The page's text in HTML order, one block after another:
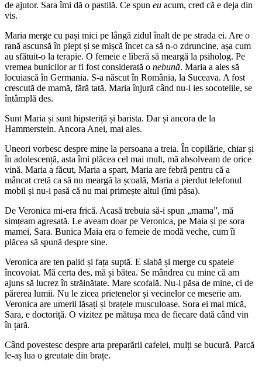
de ajutor. Sara îmi dă o pastilă. Ce spun eu acum, cred că e deja din
vis.
Maria merge cu pași mici pe lângă zidul înalt de pe strada ei. Are o
rană ascunsă în piept și se mișcă încet ca să n-o zdruncine, așa cum
au sfătuit-o la terapie. O femeie e liberă să meargă la psiholog. Pe
vremea bunicilor ar fi fost considerată o nebună. Maria a ales să
locuiască în Germania. S-a născut în România, la Suceava. A fost
crescută de mamă, fără tată. Maria înjură când nu-i ies socotelile, se
întâmplă des.
Sunt Maria și sunt hipsteriță și barista. Dar și ancora de la
Hammerstein. Ancora Anei, mai ales.
Uneori vorbesc despre mine la persoana a treia. În copilărie, chiar și
în adolescență, asta îmi plăcea cel mai mult, mă absolveam de orice
vină. Maria a făcut, Maria a spart, Maria are febră pentru că a
mâncat cretă ca să nu meargă la școală, Maria a pierdut telefonul
mobil și nu-i pasă că nu mai primește altul (îmi păsa).
De Veronica mi-era frică. Acasă trebuia să-i spun „mama”, mă
simțeam agresată. Le aveam doar pe Veronica, pe Maia și pe sora
mamei, Sara. Bunica Maia era o femeie de modă veche, cum îi
plăcea să spună despre sine.
Veronica are ten palid și fața suptă. E slabă și merge cu spatele
încovoiat. Mă certa des, mă și bătea. Se mândrea cu mine că am
ajuns să lucrez în străinătate. Mare scofală. Nu-i păsa de mine, ci de
părerea lumii. Nu le zicea prietenelor și vecinelor ce meserie am.
Veronica are umerii lăsați și brațele musculoase. Sora ei mai mică,
Sara, e doctoriță. O vizitez pe mătușa mea de fiecare dată când vin
în țară.
Când povestesc despre arta preparării cafelei, mulți se bucură. Parcă
le-aș lua o greutate din brațe.